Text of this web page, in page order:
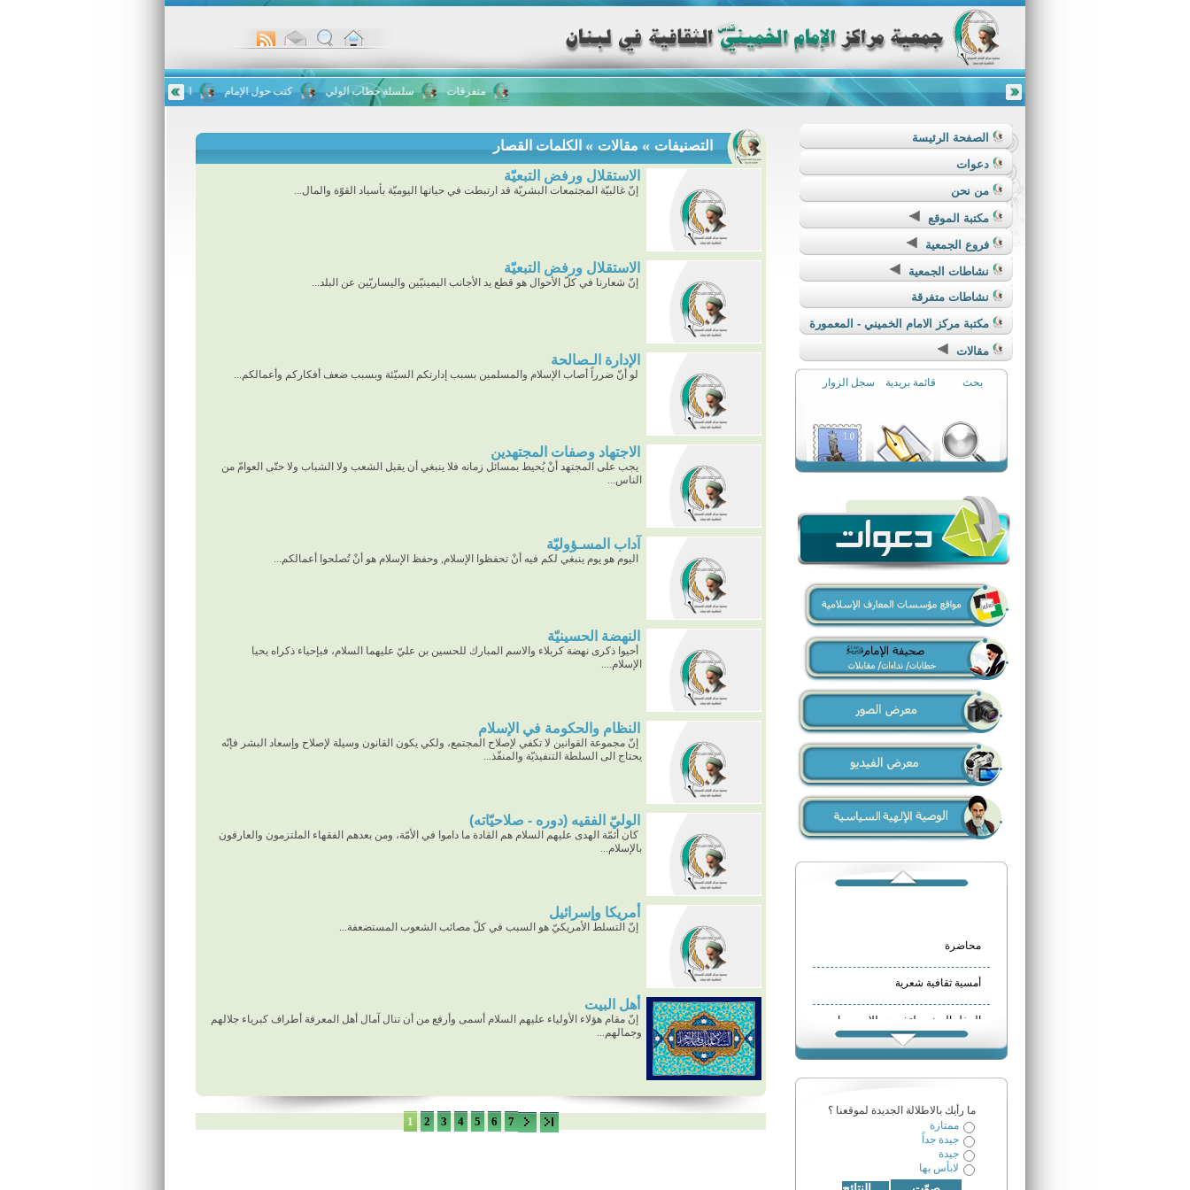
الحفل السنوي لتخريج طلاب ورواد مركز الإمام كتب حول الإمام سلسلة خطاب الولي متفرقات
الصفحة الرئيسة
دعوات
من نحن
مكتبة الموقع
فروع الجمعية
نشاطات الجمعية
نشاطات متفرقة
مكتبة مركز الامام الخميني - المعمورة
مقالات
سجل الزوار قائمة بريدية بحث
محاضرة
أمسية ثقافية شعرية
الحفل السنوي لتخريج طلاب ورواد
مركز الامام الخميني (قدس
سره)الثقافي في الهرمل
مركز الامام الخميني(قدس
سره)الثقافي في بعلبك
مركز الامام الخميني(قدس
سره)الثقافي في طاريّا
التصنيفات » مقالات » الكلمات القصار
الاستقلال ورفض التبعيّة
إنّ غالبيّة المجتمعات البشريّة قد ارتبطت في حياتها اليوميّة بأسياد القوّة والمال...
الاستقلال ورفض التبعيّة
إنّ شعارنا في كلّ الأحوال هو قطع يد الأجانب اليمينيّين واليساريّين عن البلد...
الإدارة الـصالحة
لو أنّ ضرراً أصاب الإسلام والمسلمين بسبب إدارتكم السيّئة وبسبب ضعف أفكاركم وأعمالكم...
الاجتهاد وصفات المجتهدين
يجب على المجتهد أنْ يُحيط بمسائل زمانه فلا ينبغي أن يقبل الشعب ولا الشباب ولا حتّى العوامّ من
الناس...
آداب المسـؤوليّة
اليوم هو يوم ينبغي لكم فيه أنْ تحفظوا الإسلام, وحفظ الإسلام هو أنْ تُصلحوا أعمالكم...
النهضة الحسينيّة
أحيوا ذكرى نهضة كربلاء والاسم المبارك للحسين بن عليّ عليهما السلام، فبإحياء ذكراه يحيا
الإسلام....
النظام والحكومة في الإسلام
إنّ مجموعة القوانين لا تكفي لإصلاح المجتمع، ولكي يكون القانون وسيلة لإصلاح وإسعاد البشر فإنّه
يحتاج الى السلطة التنفيذيّة والمنفّذ...
الوليّ الفقيه (دوره - صلاحيّاته)
كان أئمّة الهدى عليهم السلام هم القادة ما داموا في الأمّة، ومن بعدهم الفقهاء الملتزمون والعارفون
بالإسلام...
أمريكا وإسرائيل
إنّ التسلط الأمريكيّ هو السبب في كلّ مصائب الشعوب المستضعفة...
أهل البيت
إنّ مقام هؤلاء الأولياء عليهم السلام أسمى وأرفع من أن تنال آمال أهل المعرفة أطراف كبرياء جلالهم
وجمالهم...
1 2 3 4 5 6 7